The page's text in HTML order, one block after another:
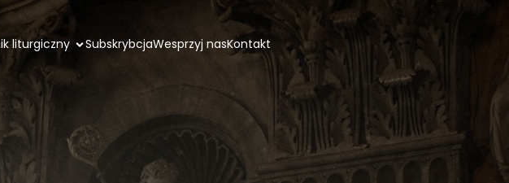
liturgiczny SubskrybcjaWesprzyj nasKontakt